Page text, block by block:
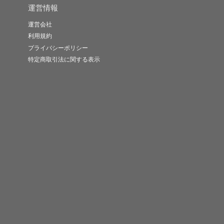
運営情報
運営会社
利用規約
プライバシーポリシー
特定商取引法に関する表示